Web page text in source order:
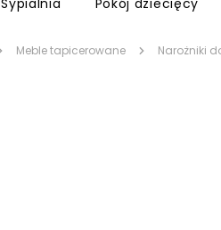
Sypialnia Pokój dziecięcy
Meble tapicerowane Narożniki